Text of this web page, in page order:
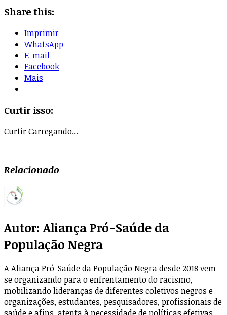
Share this:
Imprimir
WhatsApp
E-mail
Facebook
Mais
Curtir isso:
CurtirCarregando...
Relacionado
Autor: Aliança Pró-Saúde da
População Negra
A Aliança Pró-Saúde da População Negra desde 2018 vem
se organizando para o enfrentamento do racismo,
mobilizando lideranças de diferentes coletivos negros e
organizações, estudantes, pesquisadores, profissionais de